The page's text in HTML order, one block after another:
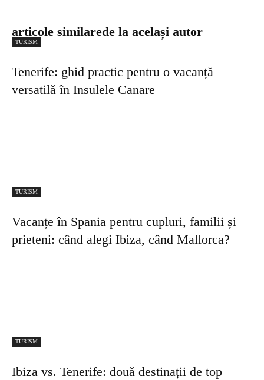
articole similarede la același autor
TURISM
Tenerife: ghid practic pentru o vacanță
versatilă în Insulele Canare
Ibiza vs. Tenerife: două destinații de top
sfaturi utile
TURISM
TURISM
Cum verifici disponibilitatea în timp real pe